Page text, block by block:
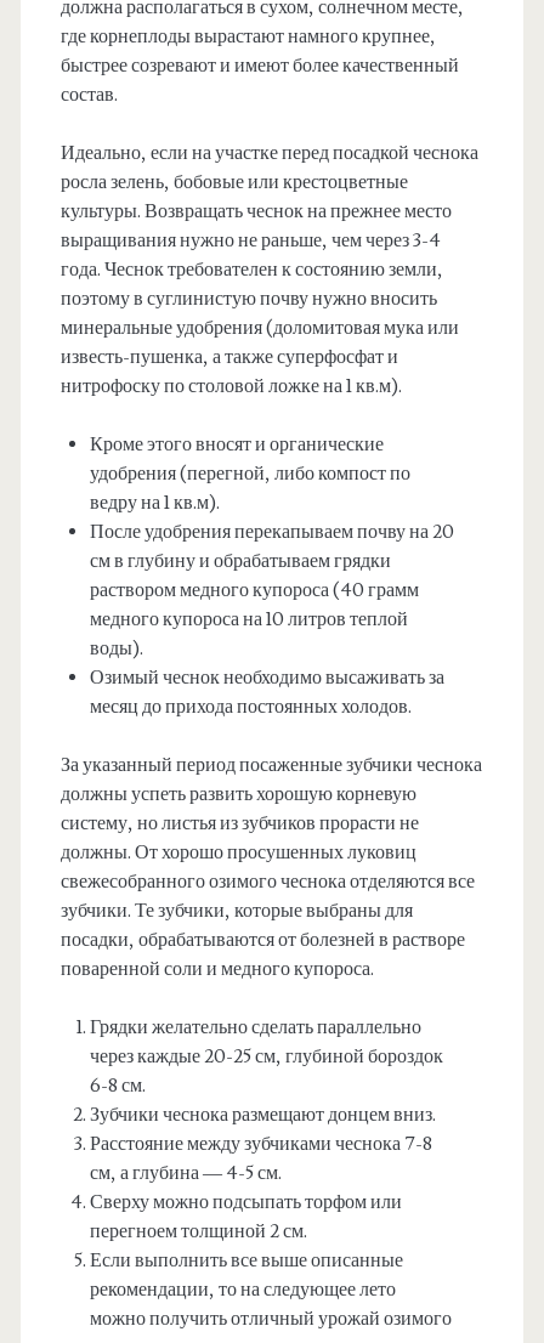
должна располагаться в сухом, солнечном месте,
где корнеплоды вырастают намного крупнее,
быстрее созревают и имеют более качественный
состав.
Идеально, если на участке перед посадкой чеснока
росла зелень, бобовые или крестоцветные
культуры. Возвращать чеснок на прежнее место
выращивания нужно не раньше, чем через 3-4
года. Чеснок требователен к состоянию земли,
поэтому в суглинистую почву нужно вносить
минеральные удобрения (доломитовая мука или
известь-пушенка, а также суперфосфат и
нитрофоску по столовой ложке на 1 кв.м).
Кроме этого вносят и органические
удобрения (перегной, либо компост по
ведру на 1 кв.м).
После удобрения перекапываем почву на 20
см в глубину и обрабатываем грядки
раствором медного купороса (40 грамм
медного купороса на 10 литров теплой
воды).
Озимый чеснок необходимо высаживать за
месяц до прихода постоянных холодов.
За указанный период посаженные зубчики чеснока
должны успеть развить хорошую корневую
систему, но листья из зубчиков прорасти не
должны. От хорошо просушенных луковиц
свежесобранного озимого чеснока отделяются все
зубчики. Те зубчики, которые выбраны для
посадки, обрабатываются от болезней в растворе
поваренной соли и медного купороса.
Грядки желательно сделать параллельно
через каждые 20-25 см, глубиной бороздок
6-8 см.
Зубчики чеснока размещают донцем вниз.
Расстояние между зубчиками чеснока 7-8
см, а глубина — 4-5 см.
Сверху можно подсыпать торфом или
перегноем толщиной 2 см.
Если выполнить все выше описанные
рекомендации, то на следующее лето
можно получить отличный урожай озимого